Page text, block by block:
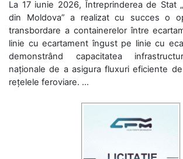
La 17 iunie 2026, Întreprinderea de Stat
din Moldova” a realizat cu succes o
transbordare a containerelor între
linie cu ecartament îngust pe linie cu
demonstrând capacitatea
naționale de a asigura fluxuri eficiente
rețelele feroviare. ...